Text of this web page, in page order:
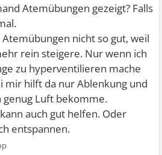
Atemübungen gezeigt? Falls
nicht so gut, weil
rein steigere. Nur wenn ich
zu hyperventilieren mache
mir hilft da nur Ablenkung und
genug Luft bekomme.
auch gut helfen. Oder
entspannen.